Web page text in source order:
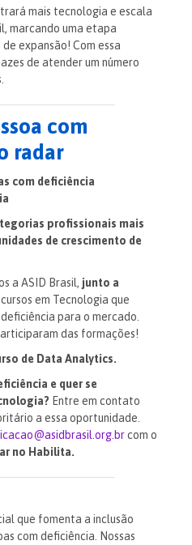
mais tecnologia e escala
marcando uma etapa
expansão! Com essa
de atender um número
com
radar
com deficiência
profissionais mais
de crescimento de
a ASID Brasil, junto a
em Tecnologia que
para o mercado.
das formações!
de Data Analytics.
e quer se
Entre em contato
a essa oportunidade.
com o
no Habilita.
que fomenta a inclusão
com deficiência. Nossas